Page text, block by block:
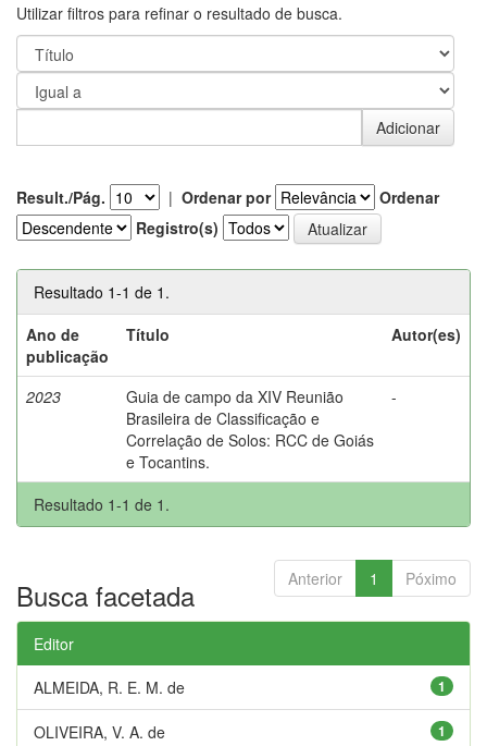
Utilizar filtros para refinar o resultado de busca.
Result./Pág. | Ordenar por
Ordenar
Registro(s)
Resultado 1-1 de 1.
Ano de
publicação
Título Autor(es)
2023
Guia de campo da XIV Reunião
Brasileira de Classificação e
Correlação de Solos: RCC de Goiás
e Tocantins.
-
Resultado 1-1 de 1.
Anterior 1 Póximo
Busca facetada
Editor
1
ALMEIDA, R. E. M. de
1
OLIVEIRA, V. A. de